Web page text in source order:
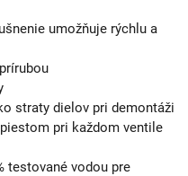
umožňuje rýchlu a
straty dielov pri demontáži
pri každom ventile
testované vodou pre